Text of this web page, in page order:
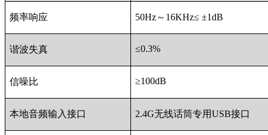
频率响应 50Hz～16KHz≤ ±1dB
谐波失真 ≤0.3%
信噪比 ≥100dB
本地音频输入接口 2.4G无线话筒专用USB接口